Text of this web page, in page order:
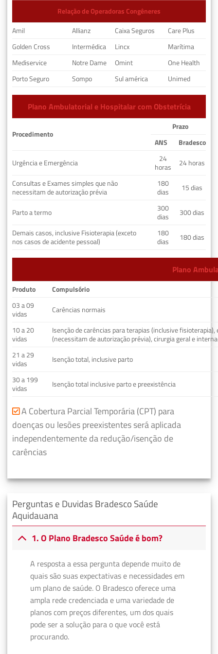
Relação de Operadoras Congêneres
Amil
Allianz Caixa Seguros
Care Plus
Golden Cross
Intermédica Lincx
Marítima
Mediservice
Notre Dame Omint
One Health
Porto Seguro
Sompo Sul américa Unimed
Plano Ambulatorial e Hospitalar com Obstetrícia
Procedimento
Prazo
ANS
Bradesco
Urgência e Emergência
24
horas
24 horas
Consultas e Exames simples que não
necessitam de autorização prévia
180
dias
15 dias
Parto a termo
300
dias
300 dias
Demais casos, inclusive Fisioterapia (exceto
nos casos de acidente pessoal)
180
dias
180 dias
Plano
Produto
Compulsório
03 a 09
vidas
Carências normais
10 a 20
vidas
Isenção de carências para terapias (inclusive fisioterapia),
(necessitam de autorização prévia), cirurgia geral e
21 a 29
vidas
Isenção total, inclusive parto
30 a 199
vidas
Isenção total inclusive parto e preexistência
A Cobertura Parcial Temporária (CPT) para
doenças ou lesões preexistentes será aplicada
independentemente da redução/isenção de
carências
Perguntas e Duvidas Bradesco Saúde
Aquidauana
1. O Plano Bradesco Saúde é bom?
A resposta a essa pergunta depende muito de
quais são suas expectativas e necessidades em
um plano de saúde. O Bradesco oferece uma
ampla rede credenciada e uma variedade de
planos com preços diferentes, um dos quais
pode ser a solução para o que você está
procurando.